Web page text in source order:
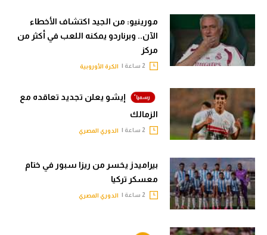
مورينيو: من الجيد اكتشاف الأخطاء
الآن.. وبرناردو يمكنه اللعب في أكثر من
مركز
الكرة الأوروبية
إيشو يعلن تجديد تعاقده مع
الزمالك
الدوري المصري
بيراميدز يخسر من ريزا سبور في ختام
معسكر تركيا
الدوري المصري